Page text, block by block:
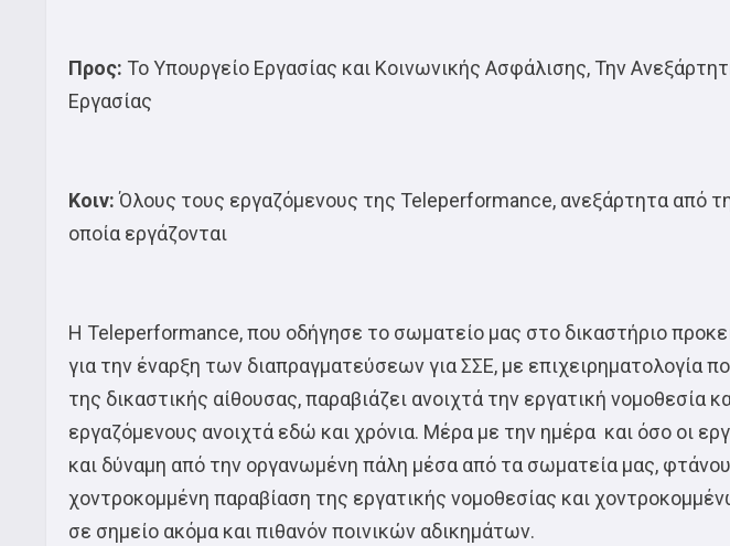
Προς: Το Υπουργείο Εργασίας και Κοινωνικής Ασφάλισης, Την
Εργασίας
Κοιν:Όλους τους εργαζόμενους της Teleperformance, ανεξάρτητα από
οποία εργάζονται
H Teleperformance, που οδήγησε το σωματείο μας στο δικαστήριο
για την έναρξη των διαπραγματεύσεων για ΣΣΕ, με επιχειρηματολογία
της δικαστικής αίθουσας, παραβιάζει ανοιχτά την εργατική νομοθεσία
εργαζόμενους ανοιχτά εδώ και χρόνια. Μέρα με την ημέρα και όσο οι
και δύναμη από την οργανωμένη πάλη μέσα από τα σωματεία μας,
χοντροκομμένη παραβίαση της εργατικής νομοθεσίας και
σε σημείο ακόμα και πιθανόν ποινικών αδικημάτων.